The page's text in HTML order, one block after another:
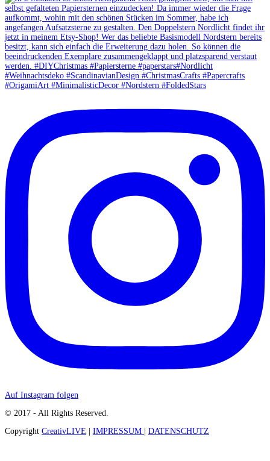
Auf Instagram folgen
© 2017 - All Rights Reserved.
Copyright CreativLIVE IMPRESSUM DATENSCHUTZ